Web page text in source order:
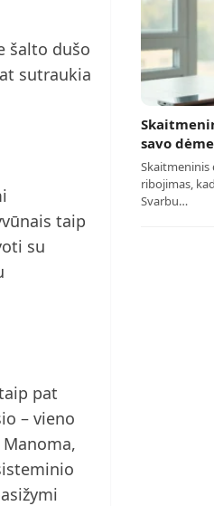
šalto dušo
sutraukia
taip
su
pat
– vieno
savo
Skaitmeninis
ribojimas,
Svarbu…